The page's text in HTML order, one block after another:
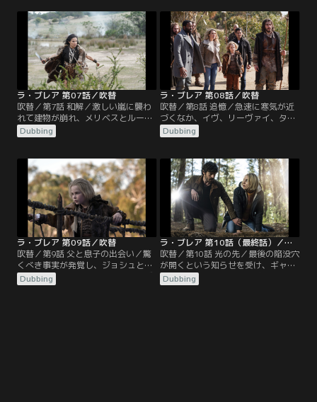
の警告にもかかわらず、新たな味方
の助けを借り、家族を救うために危
険で無許可の救出作戦に乗り出す。
る」という厳しい警告を受けて疑問
視され、イヴはつらい選択を迫られ
ることになる。
ラ・ブレア 第07話／吹替
吹替／第7話 和解／激しい嵐に襲わ
れて建物が崩れ、メリベスとルーカ
スの命が危険にさらされる。皆の地
上への帰還を阻止したことから周囲
もあり、必死になって2人を助けよ
うとする。ギャヴィンは自分の過去
を探るが、それが家族を救うための
重要な手がかりになるかもしれな
い。
Dubbing
ラ・ブレア 第08話／吹替
吹替／第8話 追憶／急速に寒気が近
づくなか、イヴ、リーヴァイ、タイ
は前回、命を奪われそうになったに
も関わらず、謎の要塞に舞い戻る。
してもらうためだ。イジーの痛みを
和らげようとするギャヴィンの試み
は、二人の関係を悪化させてしまい
そうになる。
Dubbing
ラ・ブレア 第09話／吹替
吹替／第9話 父と息子の出会い／驚
くべき事実が発覚し、ジョシュとイ
ジーの命は危険にさらされる。イヴ
と他の生存者は、2人を救う鍵を握
Dubbing
ラ・ブレア 第10話（最終話）／吹替
吹替／第10話 光の先／最後の陥没穴
が開くという知らせを受け、ギャヴ
ィン、イジー、ネイサン博士はシア
トルへ急ぐ。手遅れになる前に最後
Dubbing